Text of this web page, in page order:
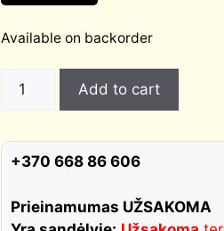
Available on backorder
TESINO
lauko
durys
100
Add to cart
+370 668 86 606
Prieinamumas UŽSAKOMA